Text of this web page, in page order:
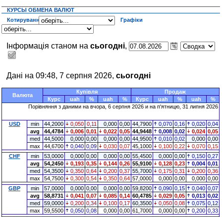
КУРСЫ ОБМЕНА ВАЛЮТ
Котирування
Графіки
Інформація станом насьогодні,
Дані на 09:48, 7 серпня 2026, сьогодні
Валюта
Купівля
Продаж
Курс
uah % uah % Курс uah % uah
%
Порівняння з даними на вчора , 6 серпня 2026 и на п'ятницю, 31 липня 2026
USD min 44,2000 0,050 0,11 0,000 0,00 44,7900 0,070 0,16 0,020 0,04
avg
44,4784 0,006 0,01 0,022 0,05 44,9448 0,008 0,02 0,024 0,05
med
44,5000 0,000 0,00 0,000 0,00 44,9500 0,010 0,02 0,000 0,00
max
44,6700 0,040 0,09 0,030 0,07 45,1000 0,100 0,22 0,070 0,15
CHF
min 53,0000 0,000 0,00 0,000 0,00 55,4500 0,000 0,00 0,150 0,27
avg
54,2450 0,193 0,35 0,144 0,26 55,9100 0,128 0,23 0,004 0,01
med
54,3500 0,350 0,64 0,200 0,37 55,7000 0,175 0,31 0,200 0,36
max
54,7500 0,300 0,54 0,350 0,64 57,0000 0,000 0,00 0,000 0,00
GBP
min 57,0000 0,000 0,00 0,000 0,00 59,8200 0,090 0,15 0,040 0,07
avg
58,8731 0,041 0,07 0,085 0,14 60,4785 0,029 0,05 0,013 0,02
med
59,0000 0,200 0,34 0,100 0,17 60,3500 0,050 0,08 0,075 0,12
max
59,5500 0,050 0,08 0,000 0,00 61,7000 0,000 0,00 0,200 0,33